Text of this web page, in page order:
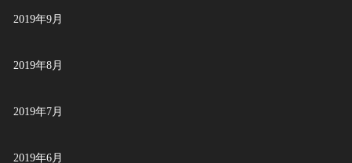
2019年9月
2019年8月
2019年7月
2019年6月